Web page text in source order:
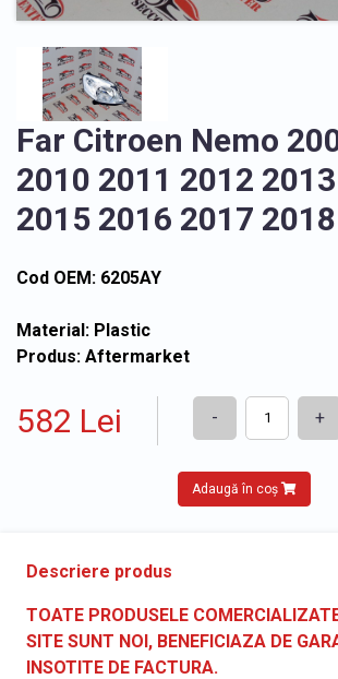
Far Citroen Nemo
2010 2011 2012
2015 2016 2017
Cod OEM: 6205AY
Material: Plastic
Produs: Aftermarket
582 Lei - +
Adaugă în coș
Descriere produs
TOATE PRODUSELE
SITE SUNT NOI, BENEFICIAZA DE
INSOTITE DE FACTURA.